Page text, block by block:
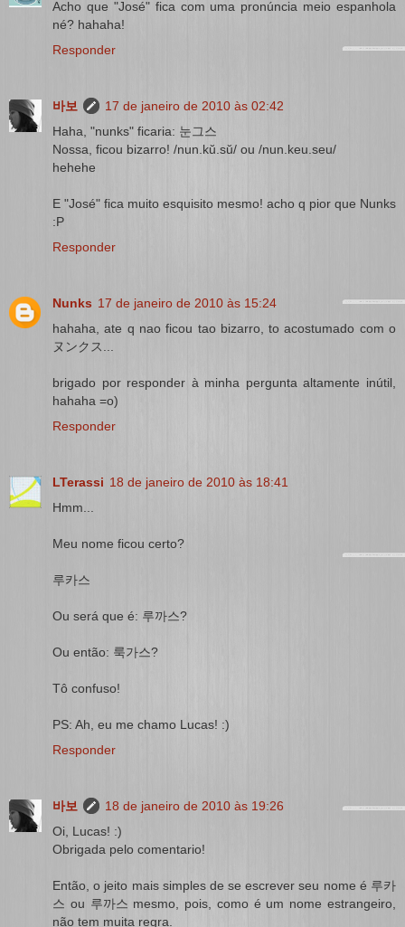
Acho que "José" fica com uma pronúncia meio espanhola
né? hahaha!
Responder
바보
17 de janeiro de 2010 às 02:42
Haha, "nunks" ficaria: 눈그스
Nossa, ficou bizarro! /nun.kŭ.sŭ/ ou /nun.keu.seu/
hehehe
E "José" fica muito esquisito mesmo! acho q pior que Nunks
:P
Responder
Nunks 17 de janeiro de 2010 às 15:24
hahaha, ate q nao ficou tao bizarro, to acostumado com o
ヌンクス...
brigado por responder à minha pergunta altamente inútil,
hahaha =o)
Responder
LTerassi 18 de janeiro de 2010 às 18:41
Hmm...
Meu nome ficou certo?
루카스
Ou será que é: 루까스?
Ou então: 룩가스?
Tô confuso!
PS: Ah, eu me chamo Lucas! :)
Responder
바보
18 de janeiro de 2010 às 19:26
Oi, Lucas! :)
Obrigada pelo comentario!
Então, o jeito mais simples de se escrever seu nome é 루카
스 ou 루까스 mesmo, pois, como é um nome estrangeiro,
não tem muita regra.